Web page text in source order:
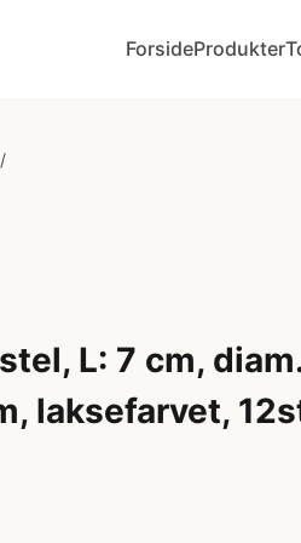
ForsideProdukter
/
L: 7 cm,
laksefarvet,